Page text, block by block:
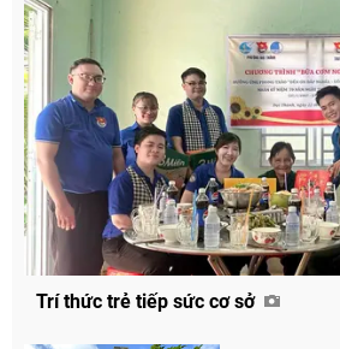
Trí thức trẻ tiếp sức cơ sở